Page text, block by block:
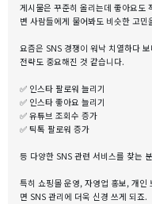
게시물은 꾸준히 올리는데 좋아요도
변 사람들에게 물어봐도 비슷한 고민
요즘은 SNS 경쟁이 워낙 치열하다
전략도 중요해진 것 같습니다.
✅ 인스타 팔로워 늘리기
✅ 인스타 좋아요 늘리기
✅ 유튜브 조회수 증가
✅ 틱톡 팔로워 증가
등 다양한 SNS 관련 서비스를 찾는
특히 쇼핑몰 운영, 자영업 홍보, 개인
면 SNS 관리에 더욱 신경 쓰게 되죠.